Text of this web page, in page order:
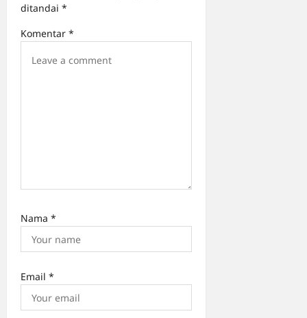
o
n
ditandai *
Komentar *
Nama *
Email *